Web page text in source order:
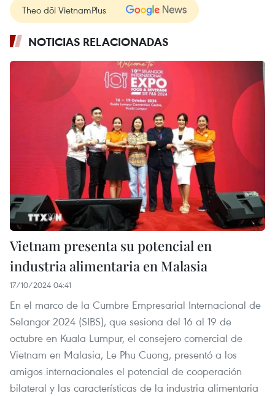
Theo dõi VietnamPlus
NOTICIAS RELACIONADAS
Vietnam presenta su potencial en
industria alimentaria en Malasia
17/10/2024 04:41
En el marco de la Cumbre Empresarial Internacional de
Selangor 2024 (SIBS), que sesiona del 16 al 19 de
octubre en Kuala Lumpur, el consejero comercial de
Vietnam en Malasia, Le Phu Cuong, presentó a los
amigos internacionales el potencial de cooperación
bilateral y las características de la industria alimentaria